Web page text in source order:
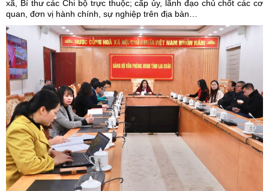
xã, Bí thư các Chi bộ trực thuộc; cấp ủy, lãnh đạo chủ chốt các cơ
quan, đơn vị hành chính, sự nghiệp trên địa bàn…